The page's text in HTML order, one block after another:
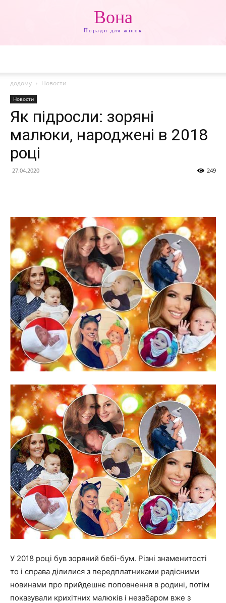
Вона
Поради для жінок
додому Новости
Новости
Як підросли: зоряні
малюки, народжені в 2018
році
27.04.2020 249
У 2018 році був зоряний бебі-бум. Різні знаменитості
то і справа ділилися з передплатниками радісними
новинами про прийдешнє поповнення в родині, потім
показували крихітних малюків і незабаром вже з